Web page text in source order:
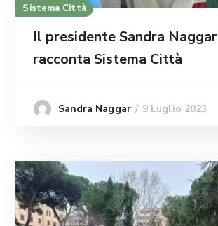
Sistema Città
Il presidente Sandra Naggar
racconta Sistema Città
Sandra Naggar 9 Luglio 2023